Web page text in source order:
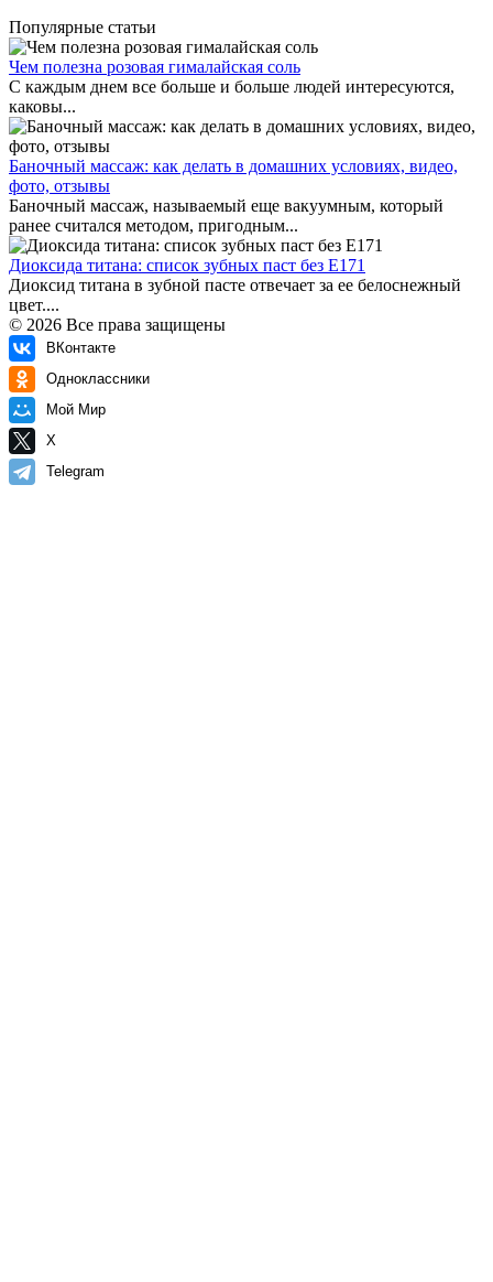
Популярные статьи
Чем полезна розовая гималайская соль
С каждым днем все больше и больше людей интересуются,
каковы...
Баночный массаж: как делать в домашних условиях, видео,
фото, отзывы
Баночный массаж, называемый еще вакуумным, который
ранее считался методом, пригодным...
Диоксида титана: список зубных паст без Е171
Диоксид титана в зубной пасте отвечает за ее белоснежный
цвет....
© 2026 Все права защищены
ВКонтакте
Одноклассники
Мой Мир
X
Telegram